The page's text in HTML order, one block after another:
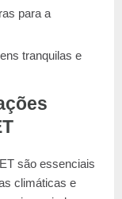
para a
tranquilas e
são essenciais
climáticas e